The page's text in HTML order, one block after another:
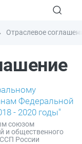
Отраслевое
Федеральной
- 2020 годы"
союзом
и общественного
России